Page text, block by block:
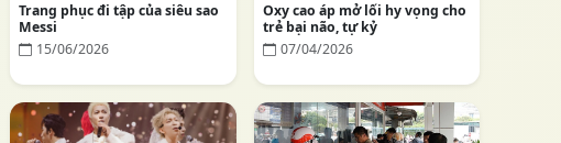
Trang phục đi tập của siêu sao
Messi
15/06/2026
Oxy cao áp mở lối hy vọng cho
trẻ bại não, tự kỷ
07/04/2026